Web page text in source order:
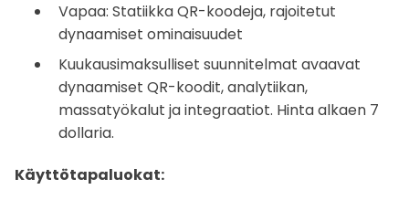
Vapaa: Statiikka QR-koodeja, rajoitetut
dynaamiset ominaisuudet
Kuukausimaksulliset suunnitelmat avaavat
dynaamiset QR-koodit, analytiikan,
massatyökalut ja integraatiot. Hinta alkaen 7
dollaria.
Käyttötapaluokat: